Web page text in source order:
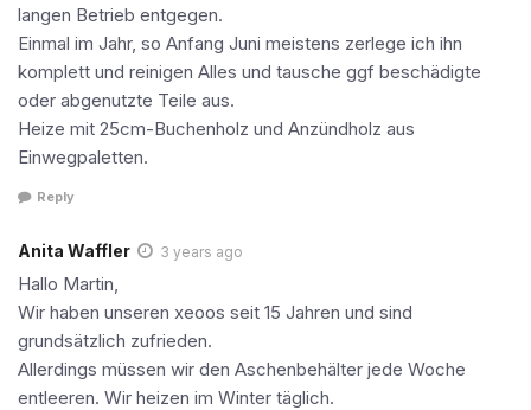
langen Betrieb entgegen.
Einmal im Jahr, so Anfang Juni meistens zerlege ich ihn
komplett und reinigen Alles und tausche ggf beschädigte
oder abgenutzte Teile aus.
Heize mit 25cm-Buchenholz und Anzündholz aus
Einwegpaletten.
Reply
Anita Waffler 3 years ago
Hallo Martin,
Wir haben unseren xeoos seit 15 Jahren und sind
grundsätzlich zufrieden.
Allerdings müssen wir den Aschenbehälter jede Woche
entleeren. Wir heizen im Winter täglich.